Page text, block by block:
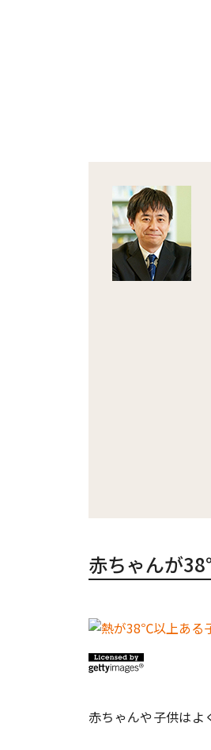
赤ちゃんが
赤ちゃんや子供はよ